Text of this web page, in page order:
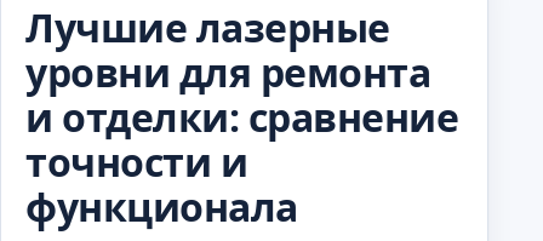
Лучшие лазерные
уровни для ремонта
и отделки: сравнение
точности и
функционала